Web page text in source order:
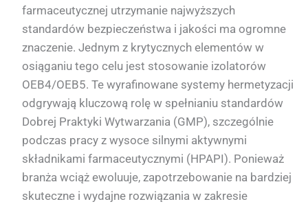
farmaceutycznej utrzymanie najwyższych
standardów bezpieczeństwa i jakości ma ogromne
znaczenie. Jednym z krytycznych elementów w
osiąganiu tego celu jest stosowanie izolatorów
OEB4/OEB5. Te wyrafinowane systemy hermetyzacji
odgrywają kluczową rolę w spełnianiu standardów
Dobrej Praktyki Wytwarzania (GMP), szczególnie
podczas pracy z wysoce silnymi aktywnymi
składnikami farmaceutycznymi (HPAPI). Ponieważ
branża wciąż ewoluuje, zapotrzebowanie na bardziej
skuteczne i wydajne rozwiązania w zakresie